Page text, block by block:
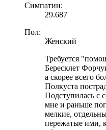
Симпатии:
29.687
Пол:
Женский
Требуется
Бересклет
а скорее всего
Полкуста
Подступилась с
мне и раньше
мелкие,
пережатые ими,